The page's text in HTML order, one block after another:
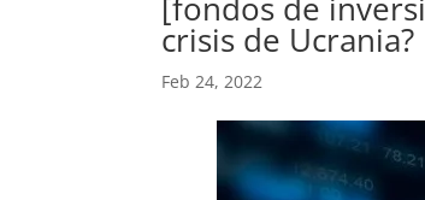
crisis de Ucrania?
Feb 24, 2022